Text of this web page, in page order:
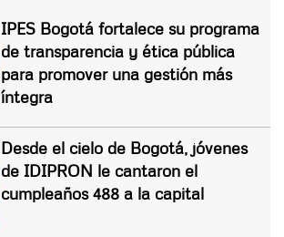
IPES Bogotá fortalece su programa
de transparencia y ética pública
para promover una gestión más
íntegra
Desde el cielo de Bogotá, jóvenes
de IDIPRON le cantaron el
cumpleaños 488 a la capital